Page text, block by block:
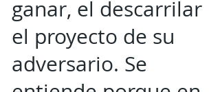
ganar, el descarrilar
el proyecto de su
adversario. Se